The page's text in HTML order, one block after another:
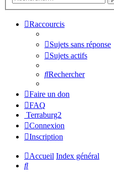
Raccourcis
Sujets sans réponse
Sujets actifs
Rechercher
Faire un don
FAQ
Terraburg2
Connexion
Inscription
Accueil Index général
Rechercher